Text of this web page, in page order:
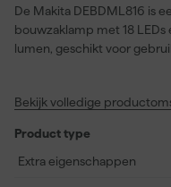
De Makita DEBDML816 is
bouwzaklamp met 18
lumen, geschikt voor
rubberversterkte handvat
eenvoudig om de lamp
ideaal voor werken op
Bekijk volledige
Product type
Extra eigenschappen